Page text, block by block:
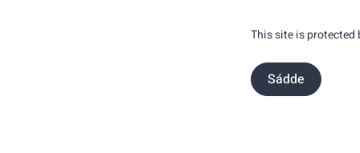
This site is protected
Sádde